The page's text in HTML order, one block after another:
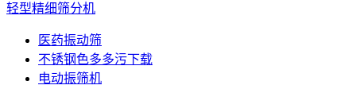
轻型精细筛分机
医药振动筛
不锈钢色多多污下载
电动振筛机